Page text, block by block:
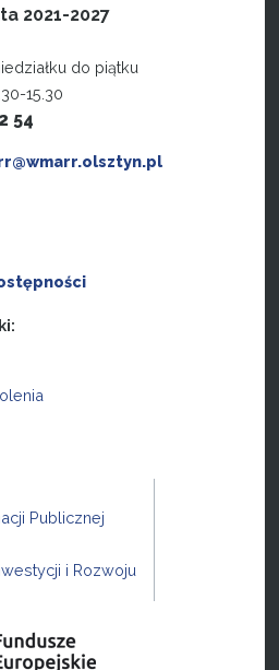
2021-2027
do piątku
15.30
54
Publicznej
i Rozwoju